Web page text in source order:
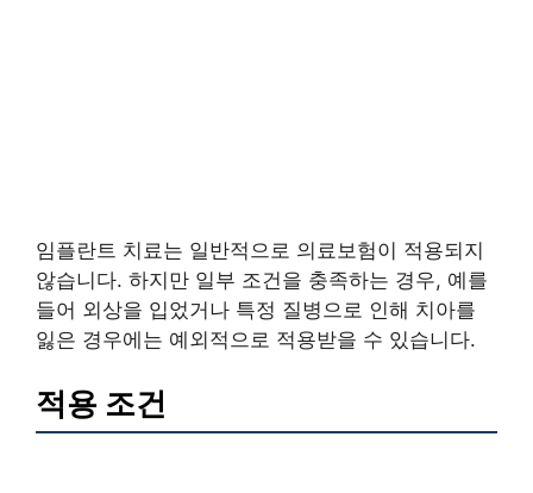
임플란트 치료는 일반적으로 의료보험이 적용되지
않습니다. 하지만 일부 조건을 충족하는 경우, 예를
들어 외상을 입었거나 특정 질병으로 인해 치아를
잃은 경우에는 예외적으로 적용받을 수 있습니다.
적용 조건